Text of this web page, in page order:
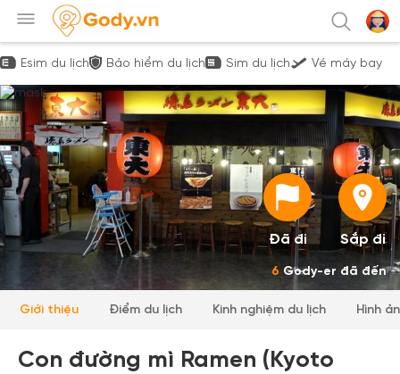
Esim du lịch Bảo hiểm du lịch Sim du lịch Vé máy bay
Đã đi Sắp đi
6 Gody-er đã đến
Giới thiệu Điểm du lịch Kinh nghiệm du lịch Hình
Con đường mì Ramen (Kyoto